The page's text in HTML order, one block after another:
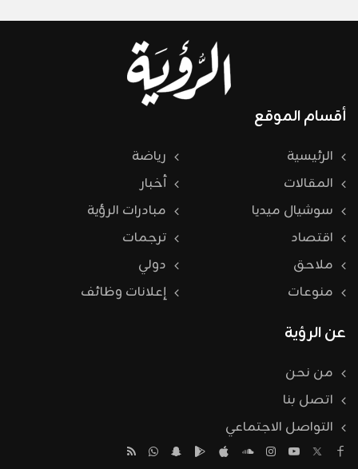
أقسام الموقع
الرئيسية
رياضة
المقالات
أخبار
سوشيال ميديا
مبادرات الرؤية
اقتصاد
ترجمات
ملاحق
دولي
منوعات
إعلانات وظائف
عن الرؤية
من نحن
اتصل بنا
التواصل الاجتماعي